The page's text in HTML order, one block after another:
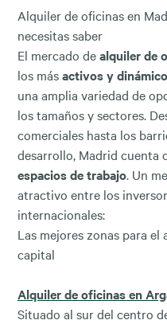
Alquiler de oficinas en
necesitas saber
El mercado dealquiler de
los másactivos y
una amplia variedad de
los tamaños y sectores.
comerciales hasta los
desarrollo, Madrid cuenta
espacios de trabajo. Un
atractivo entre los
internacionales:
Las mejores zonas para
capital
Alquiler de oficinas en
Situado al sur del centro